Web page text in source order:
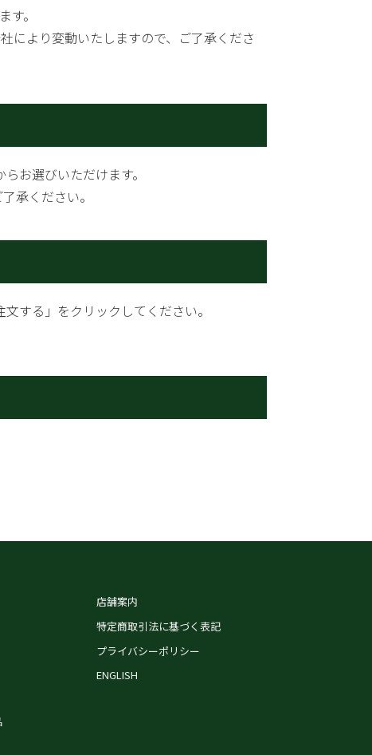
。
により変動いたしますので、ご了承くださ
お選びいただけます。
承ください。
する」をクリックしてください。
店舗案内
特定商取引法に基づく表記
プライバシーポリシー
ENGLISH